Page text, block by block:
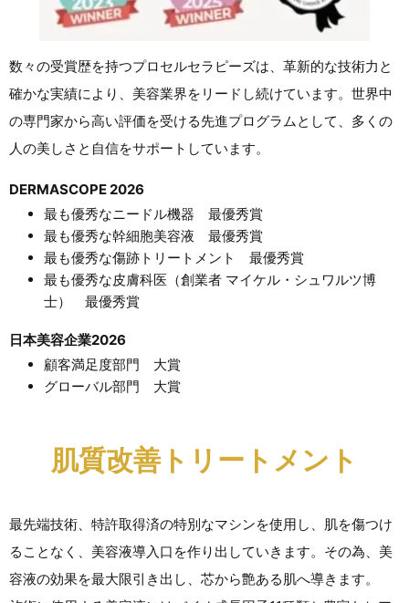
数々の受賞歴を持つプロセルセラピーズは、革新的な技術力と
確かな実績により、美容業界をリードし続けています。世界中
の専門家から高い評価を受ける先進プログラムとして、多くの
人の美しさと自信をサポートしています。
DERMASCOPE 2026
最も優秀なニードル機器 最優秀賞
最も優秀な幹細胞美容液 最優秀賞
最も優秀な傷跡トリートメント 最優秀賞
最も優秀な皮膚科医（創業者 マイケル・シュワルツ博
士） 最優秀賞
日本美容企業2026
顧客満足度部門 大賞
グローバル部門 大賞
肌質改善トリートメント
最先端技術、特許取得済の特別なマシンを使用し、肌を傷つけ
ることなく、美容液導入口を作り出していきます。その為、美
容液の効果を最大限引き出し、芯から艶ある肌へ導きます。